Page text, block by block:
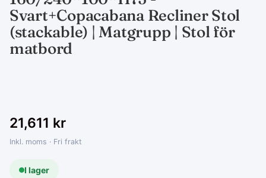
Svart+Copacabana Recliner Stol
(stackable) | Matgrupp | Stol för
matbord
21,611 kr
Inkl. moms · Fri frakt
I lager